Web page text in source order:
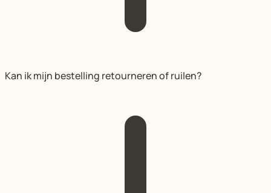
Kan ik mijn bestelling retourneren of ruilen?